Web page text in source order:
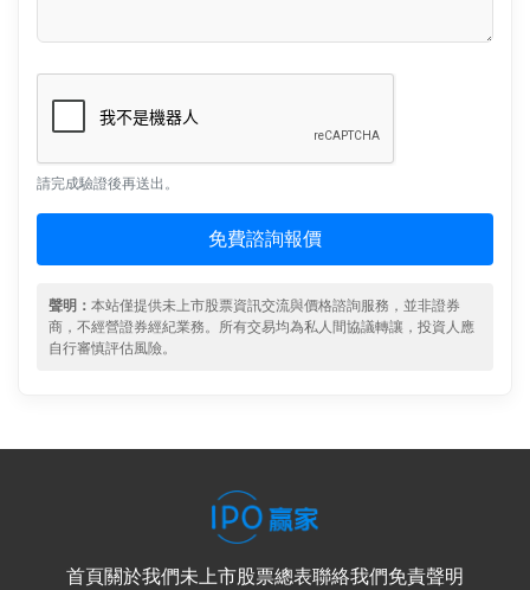
請完成驗證後再送出。
免費諮詢報價
聲明： 本站僅提供未上市股票資訊交流與價格諮詢服務，並非證券
商，不經營證券經紀業務。所有交易均為私人間協議轉讓，投資人應
自行審慎評估風險。
首頁關於我們未上市股票總表聯絡我們免責聲明